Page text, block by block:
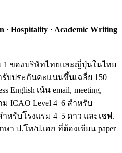
· Hospitality · Academic Writing
1 ของบริษัทไทยและญี่ปุ่นในไทย
รับประกันคะแนนขึ้นเฉลี่ย 150
English เน้น email, meeting,
ม ICAO Level 4–6 สำหรับ
ำหรับโรงแรม 4–5 ดาว และเชฟ.
ษา ป.โท/ป.เอก ที่ต้องเขียน paper